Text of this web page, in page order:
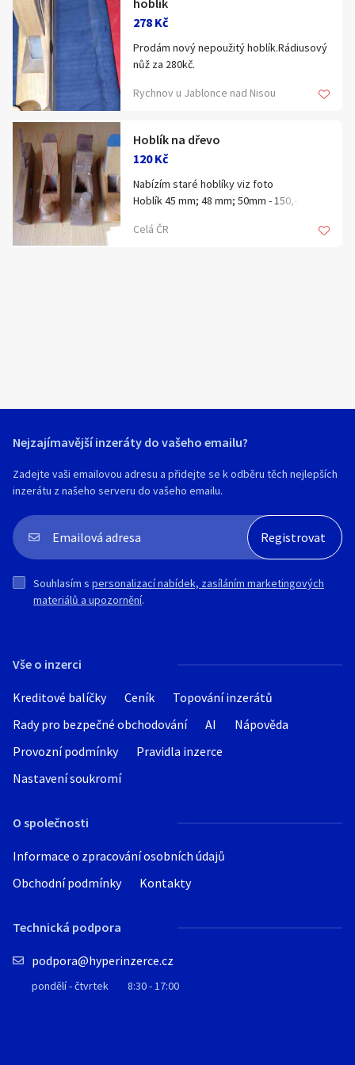
hoblík
278 Kč
Prodám nový nepoužitý hoblík.Rádiusový
nůž za 280kč.
Rychnov u Jablonce nad Nisou
Hoblík na dřevo
120 Kč
Nabízím staré hoblíky viz foto
Hoblík 45 mm; 48 mm; 50mm - 150,- Kč/ ks
Celá ČR
Celá ČR
Hlavní město Praha
Jihočeský kraj
Jihomoravský kraj
Zobrazit všechny regiony
Nabídka/poptávka
Klíčové slovo:
Neuvedeno
Lokalita:
Neuvedeno
Ráno Večer
E-mail
Souhlasím s personalizací nabídek, zasíláním
Vše o inzerci
Kreditové balíčky Ceník
Topování inzerátů
Rady pro bezpečné obchodování
AI
Nápověda
Provozní podmínky
Pravidla inzerce
Nastavení soukromí
O společnosti
Informace o zpracování osobních údajů
Obchodní podmínky
Kontakty
Technická podpora
podpora@hyperinzerce.cz
pondělí - čtvrtek 8:30 - 17:00
Nejzajímavější inzeráty do vašeho emailu?
Zadejte vaši emailovou adresu a přidejte se k odběru těch nejlepších
inzerátu z našeho serveru do vašeho emailu.
Souhlasím s personalizací nabídek, zasíláním marketingových
materiálů a upozornění.